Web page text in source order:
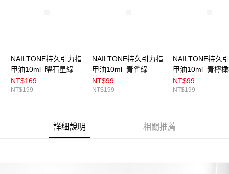
2.基於同意付款使用「大哥付你分期」之契約關係目的，商店將以您的個人
資料（包含姓名、電話或地址）提供予台灣大哥大進項蒐集、處理及利用，
由本公司與您本人進行分期帳單所需資料之確認、核對及更正。
3.完整用戶服務條款，請詳閱以下連結：
https://oppay.tw/userRule
宅配
每筆NT$100，滿NT$899(含以上)免運費
NAILTONE持久引力指
甲油10ml_曜石星綠
NT$169
NT$199
NAILTONE持久引力指
甲油10ml_青雀綠
NT$99
NT$199
NAILTONE持久
甲油10ml_青檸
NT$99
NT$199
詳細說明 相關推薦